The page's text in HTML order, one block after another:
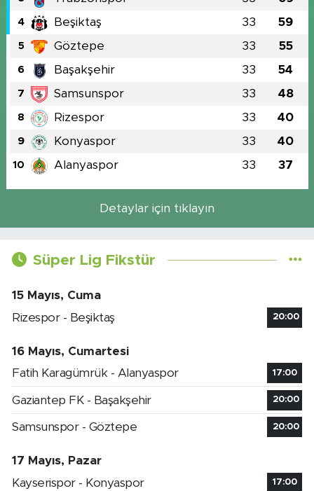
4 Beşiktaş 33 59
5 Göztepe 33 55
6 Başakşehir 33 54
7 Samsunspor 33 48
8 Rizespor 33 40
9 Konyaspor 33 40
10 Alanyaspor 33 37
Detaylar için tıklayın
Süper Lig Fikstür
15 Mayıs, Cuma
Rizespor - Beşiktaş
20:00
16 Mayıs, Cumartesi
Fatih Karagümrük - Alanyaspor
17:00
Gaziantep FK - Başakşehir 20:00
Samsunspor - Göztepe 20:00
17 Mayıs, Pazar
Kayserispor - Konyaspor
17:00